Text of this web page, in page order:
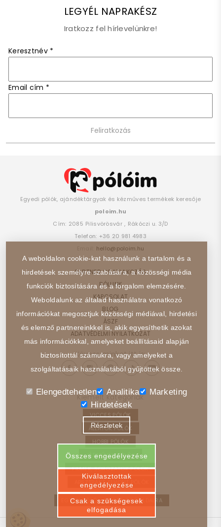
LEGYÉL NAPRAKÉSZ
Iratkozz fel hírlevelünkre!
Keresztnév *
Email cím *
Egyedi pólók, ajándéktárgyak és kézműves termékek keresője
poloim.hu
Cím: 2085 Pilisvörösvár , Rákóczi u. 3/D
Telefon: +36 20 981 4983
hello@poloim.hu
PARTNER CSATLAKOZÁS
RÓLUNK
KAPCSOLAT
BLOG
ÁSZF
ADATVÉDELMI NYILATKOZAT
Kövess minket itt is:
Kiemelt kategóriák
VICCES PÓLÓK
ÁLLATOK PÓLÓK
HOBBI PÓLÓK
JÁRMŰVEK PÓLÓK
FILMEK, SOROZATOK PÓLÓK
ABSZTRAKT, ELVONT PÓLÓK
EGYEDI PÓLÓ – VISSZA A FŐOLDALRA
A weboldalon cookie-kat használunk a tartalom és a
hirdetések személyre szabására, a közösségi média
funkciók biztosítására és a forgalom elemzésére.
Weboldalunk az általad használatra vonatkozó
információkat megosztjuk közösségi médiával, hirdetési
és elemző partnereinkkel is, akik egyesíthetik azokat
más információkkal, amelyeket beállításaid alapján
biztosítottál számukra, vagy amelyeket a
szolgáltatásaik használatából gyűjtöttek össze.
Elengedtehetlen Analitika
Marketing
Hirdetések
Részletek
Összes engedélyezése
Kiválasztottak
engedélyezése
Csak a szükségesek
elfogadása